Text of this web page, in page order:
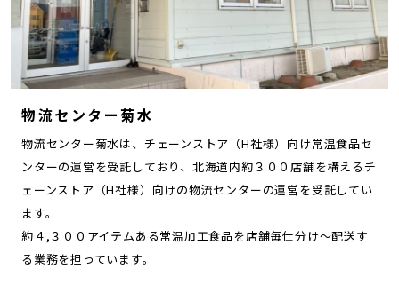
物流センター菊水
物流センター菊水は、チェーンストア（H社様）向け常温食品セ
ンターの運営を受託しており、北海道内約３００店舗を構えるチ
ェーンストア（H社様）向けの物流センターの運営を受託してい
ます。
約４,３００アイテムある常温加工食品を店舗毎仕分け～配送す
る業務を担っています。